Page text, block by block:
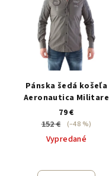
Pánska šedá košeľa
Aeronautica Militare
79 €
152 €
(–48 %)
Vypredané